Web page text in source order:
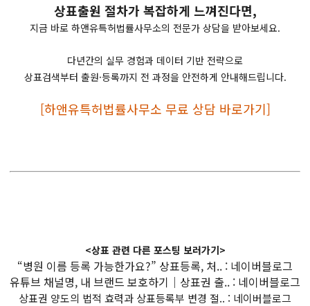
상표출원 절차가 복잡하게 느껴진다면,
지금 바로 하앤유특허법률사무소의 전문가 상담을 받아보세요.
다년간의 실무 경험과 데이터 기반 전략으로
상표검색부터 출원·등록까지 전 과정을 안전하게 안내해드립니다.
[하앤유특허법률사무소 무료 상담 바로가기]
<상표 관련 다른 포스팅 보러가기>
“병원 이름 등록 가능한가요?” 상표등록, 처.. : 네이버블로그
유튜브 채널명, 내 브랜드 보호하기｜상표권 출.. : 네이버블로그
상표권 양도의 법적 효력과 상표등록부 변경 절.. : 네이버블로그